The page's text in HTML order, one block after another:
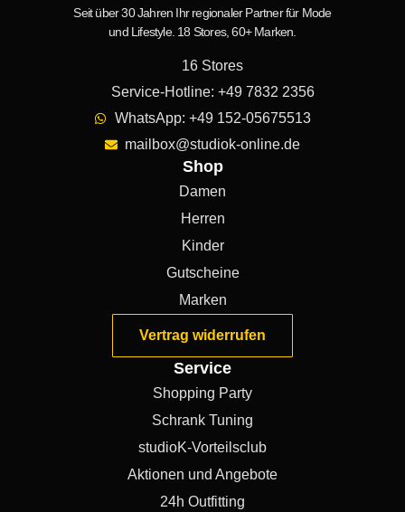
Seit über 30 Jahren Ihr regionaler Partner für Mode
und Lifestyle. 18 Stores, 60+ Marken.
16 Stores
Service-Hotline: +49 7832 2356
WhatsApp: +49 152-05675513
mailbox@studiok-online.de
Shop
Damen
Herren
Kinder
Gutscheine
Marken
Vertrag widerrufen
Service
Shopping Party
Schrank Tuning
studioK-Vorteilsclub
Aktionen und Angebote
24h Outfitting